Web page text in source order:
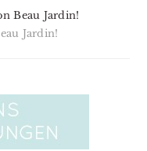
Beau Jardin!
Jardin!